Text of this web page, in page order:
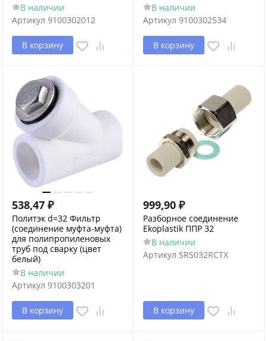
В наличии
Артикул 9100302012
В корзину
В наличии
Артикул 9100302534
В корзину
538,47 ₽
Политэк d=32 Фильтр
(соединение муфта-муфта)
для полипропиленовых
труб под сварку (цвет
белый)
В наличии
Артикул 9100303201
В корзину
999,90 ₽
Разборное соединение
Ekoplastik ППР 32
В наличии
Артикул SRS032RCTX
В корзину